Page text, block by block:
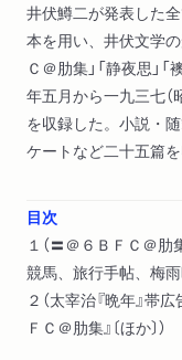
井伏鱒二が発表した
本を用い、井伏文学
Ｃ＠肋集」「静夜思」
年五月から一九三七
を収録した。小説・
ケートなど二十五篇を
目次
１（〓＠６ＢＦＣ＠肋
競馬、旅行手帖、梅雨
２（太宰治『晩年』帯
ＦＣ＠肋集』〔ほか〕）